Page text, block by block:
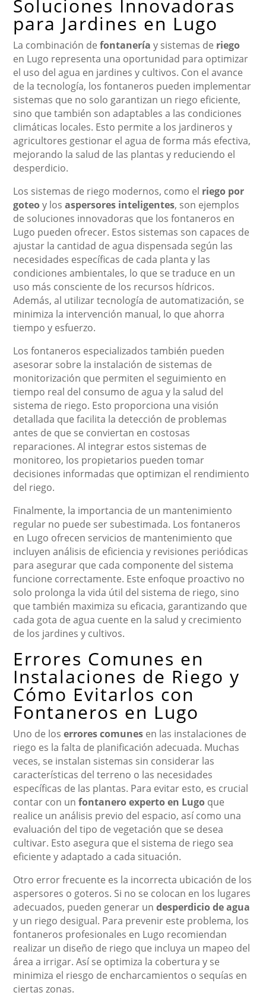
Soluciones Innovadoras
para Jardines en Lugo
La combinación defontanería y sistemas de riego
en Lugo representa una oportunidad para optimizar
el uso del agua en jardines y cultivos. Con el avance
de la tecnología, los fontaneros pueden implementar
sistemas que no solo garantizan un riego eficiente,
sino que también son adaptables a las condiciones
climáticas locales. Esto permite a los jardineros y
agricultores gestionar el agua de forma más efectiva,
mejorando la salud de las plantas y reduciendo el
desperdicio.
Los sistemas de riego modernos, como el riego por
goteoy losaspersores inteligentes, son ejemplos
de soluciones innovadoras que los fontaneros en
Lugo pueden ofrecer. Estos sistemas son capaces de
ajustar la cantidad de agua dispensada según las
necesidades específicas de cada planta y las
condiciones ambientales, lo que se traduce en un
uso más consciente de los recursos hídricos.
Además, al utilizar tecnología de automatización, se
minimiza la intervención manual, lo que ahorra
tiempo y esfuerzo.
Los fontaneros especializados también pueden
asesorar sobre la instalación de sistemas de
monitorización que permiten el seguimiento en
tiempo real del consumo de agua y la salud del
sistema de riego. Esto proporciona una visión
detallada que facilita la detección de problemas
antes de que se conviertan en costosas
reparaciones. Al integrar estos sistemas de
monitoreo, los propietarios pueden tomar
decisiones informadas que optimizan el rendimiento
del riego.
Finalmente, la importancia de un mantenimiento
regular no puede ser subestimada. Los fontaneros
en Lugo ofrecen servicios de mantenimiento que
incluyen análisis de eficiencia y revisiones periódicas
para asegurar que cada componente del sistema
funcione correctamente. Este enfoque proactivo no
solo prolonga la vida útil del sistema de riego, sino
que también maximiza su eficacia, garantizando que
cada gota de agua cuente en la salud y crecimiento
de los jardines y cultivos.
Errores Comunes en
Instalaciones de Riego y
Cómo Evitarlos con
Fontaneros en Lugo
Uno de loserrores comunes en las instalaciones de
riego es la falta de planificación adecuada. Muchas
veces, se instalan sistemas sin considerar las
características del terreno o las necesidades
específicas de las plantas. Para evitar esto, es crucial
contar con unfontanero experto en Lugo que
realice un análisis previo del espacio, así como una
evaluación del tipo de vegetación que se desea
cultivar. Esto asegura que el sistema de riego sea
eficiente y adaptado a cada situación.
Otro error frecuente es la incorrecta ubicación de los
aspersores o goteros. Si no se colocan en los lugares
adecuados, pueden generar undesperdicio de agua
y un riego desigual. Para prevenir este problema, los
fontaneros profesionales en Lugo recomiendan
realizar un diseño de riego que incluya un mapeo del
área a irrigar. Así se optimiza la cobertura y se
minimiza el riesgo de encharcamientos o sequías en
ciertas zonas.